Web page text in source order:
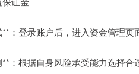
：登录账户后，进入资金管理页
：根据自身风险承受能力选择合